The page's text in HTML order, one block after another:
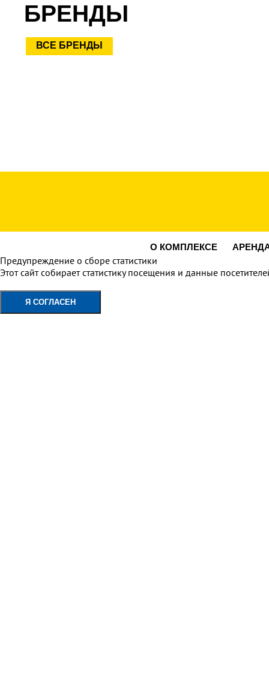
БРЕНДЫ
ВСЕ БРЕНДЫ
О КОМПЛЕКСЕ
Предупреждение о сборе статистики
Этот сайт собирает статистику посещения и данные
Я СОГЛАСЕН